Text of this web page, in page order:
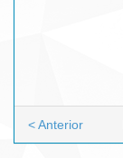
< Anterior